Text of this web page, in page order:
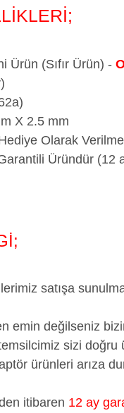
Ürün (Sıfır Ürün) -
X 2.5 mm
Olarak
Üründür (12
satışa
emin değilseniz
sizi doğru
ürünleri arıza
itibaren 12 ay